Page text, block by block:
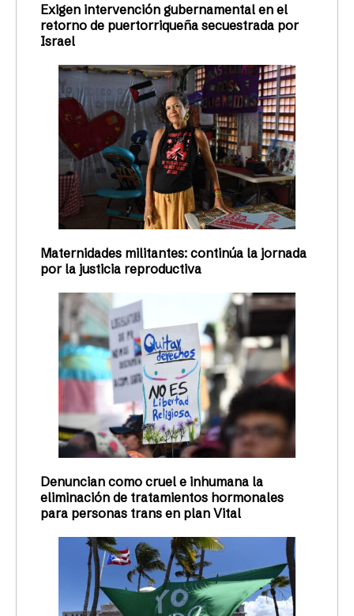
Exigen intervención gubernamental en el
retorno de puertorriqueña secuestrada por
Israel
Maternidades militantes: continúa la jornada
por la justicia reproductiva
Denuncian como cruel e inhumana la
eliminación de tratamientos hormonales
para personas trans en plan Vital